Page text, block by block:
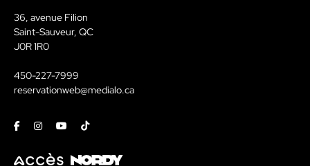
36, avenue Filion
Saint-Sauveur, QC
J0R 1R0
450-227-7999
reservationweb@medialo.ca
FacebookInstagramYoutubeTiktok